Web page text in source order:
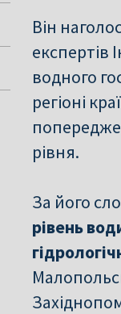
Він
експертів
водного
регіоні
рівня.
За його
рівень